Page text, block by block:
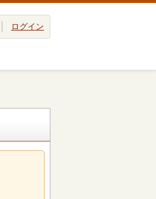
ログイン